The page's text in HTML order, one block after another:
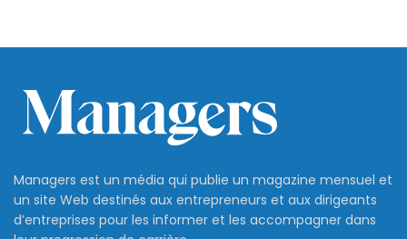
Managers est un média qui publie un magazine mensuel et
un site Web destinés aux entrepreneurs et aux dirigeants
d’entreprises pour les informer et les accompagner dans